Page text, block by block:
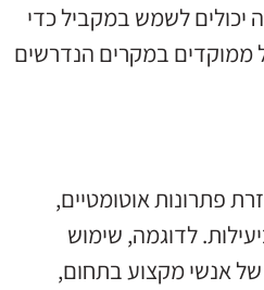
יכולים לשמש במקביל כדי
ממוקדים במקרים הנדרשים
פתרונות אוטומטיים,
לדוגמה, שימוש
של אנשי מקצוע בתחום,